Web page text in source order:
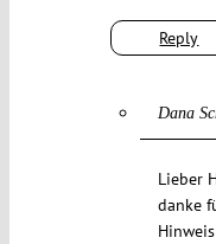
Reply
Dana
Lieber
danke